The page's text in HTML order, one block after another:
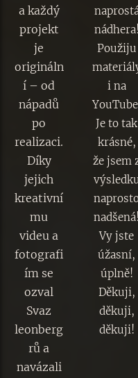
a každý
projekt
je
origináln
í – od
nápadů
po
realizaci.
Díky
jejich
kreativní
mu
videu a
fotografi
ím se
ozval
Svaz
leonberg
rů a
navázali
nádhera!
Použiju
i na
Je to tak
krásné,
že jsem
nadšená!
Vy jste
úžasní,
úplně!
Děkuji,
děkuji,
děkuji!